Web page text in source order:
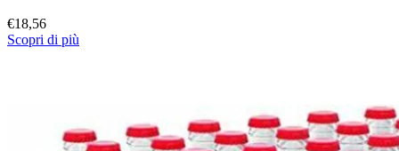
€18,56
Scopri di più